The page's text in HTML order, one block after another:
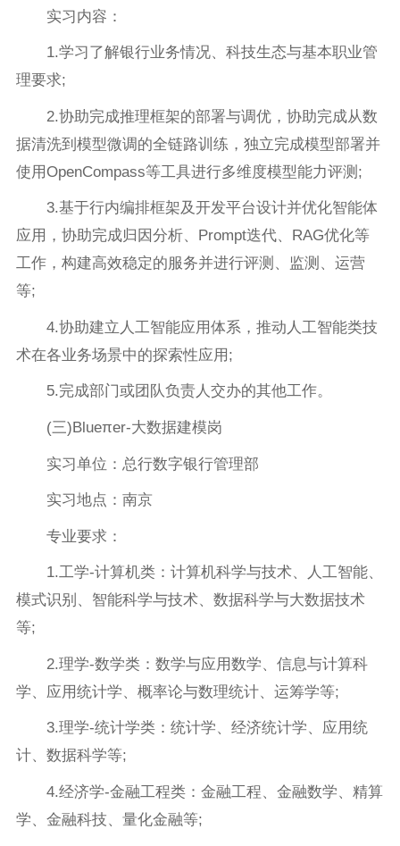
实习内容：
1.学习了解银行业务情况、科技生态与基本职业管
理要求;
2.协助完成推理框架的部署与调优，协助完成从数
据清洗到模型微调的全链路训练，独立完成模型部署并
使用OpenCompass等工具进行多维度模型能力评测;
3.基于行内编排框架及开发平台设计并优化智能体
应用，协助完成归因分析、Prompt迭代、RAG优化等
工作，构建高效稳定的服务并进行评测、监测、运营
等;
4.协助建立人工智能应用体系，推动人工智能类技
术在各业务场景中的探索性应用;
5.完成部门或团队负责人交办的其他工作。
(三)Blueπer-大数据建模岗
实习单位：总行数字银行管理部
实习地点：南京
专业要求：
1.工学-计算机类：计算机科学与技术、人工智能、
模式识别、智能科学与技术、数据科学与大数据技术
等;
2.理学-数学类：数学与应用数学、信息与计算科
学、应用统计学、概率论与数理统计、运筹学等;
3.理学-统计学类：统计学、经济统计学、应用统
计、数据科学等;
4.经济学-金融工程类：金融工程、金融数学、精算
学、金融科技、量化金融等;